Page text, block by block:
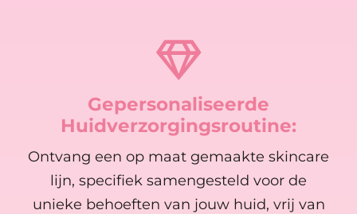
Gepersonaliseerde
Huidverzorgingsroutine:
Ontvang een op maat gemaakte skincare
lijn, specifiek samengesteld voor de
unieke behoeften van jouw huid, vrij van